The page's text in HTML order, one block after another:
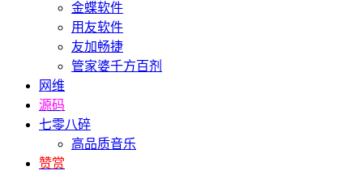
金蝶软件
用友软件
友加畅捷
管家婆千方百剂
网维
源码
七零八碎
高品质音乐
赞赏